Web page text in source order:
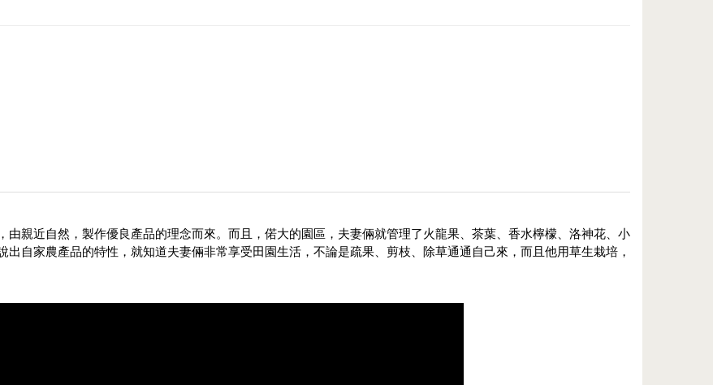
親近自然，製作優良產品的理念而來。而且，偌大的園區，夫妻倆就管理了火龍果、茶葉、香水檸檬、洛神花、小
自家農產品的特性，就知道夫妻倆非常享受田園生活，不論是疏果、剪枝、除草通通自己來，而且他用草生栽培，